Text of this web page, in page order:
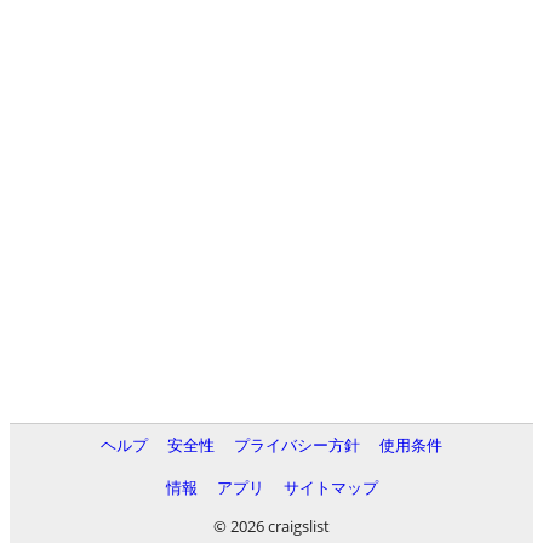
ヘルプ 安全性 プライバシー方針
使用条件
情報
アプリ
サイトマップ
© 2026 craigslist